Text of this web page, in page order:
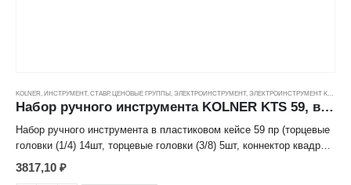
KOLNER ИНСТРУМЕНТ, СТАВР, ЦЕНОВЫЕ ГРУППЫ ЭЛЕКТРОИНСТРУМЕНТ, ЭЛЕКТРОИНСТРУМЕНТ KOLNER
Набор ручного инструмента KOLNER KTS 59, в пластиковом кейсе 59пр. ---
Набор ручного инструмента в пластиковом кейсе 59 пр (торцевые
головки (1/4) 14шт, торцевые головки (3/8) 5шт, коннектор квадрат
(3/8) 1шт, переходник с (1/4) на (3/8) 1шт, рукоятка с трещеткой
(3/8) 1шт, комбинированный гаечный ключ 6шт, разводной ключ
3817,10 ₽